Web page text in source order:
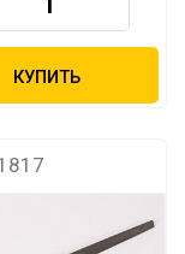
КУПИТЬ